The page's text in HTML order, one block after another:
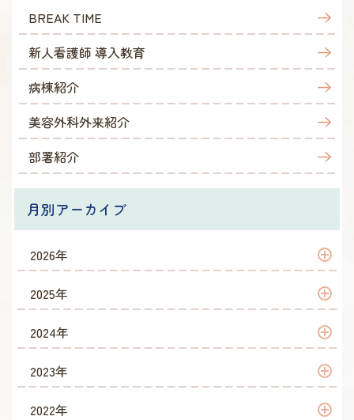
BREAK TIME
新人看護師 導入教育
病棟紹介
美容外科外来紹介
部署紹介
月別アーカイブ
2026年
2026年 7月
2026年 6月
2026年 5月
2025年
2025年 12月
2025年 11月
2025年 10月
2024年
2024年 12月
2024年 10月
2023年
2023年 12月
2022年